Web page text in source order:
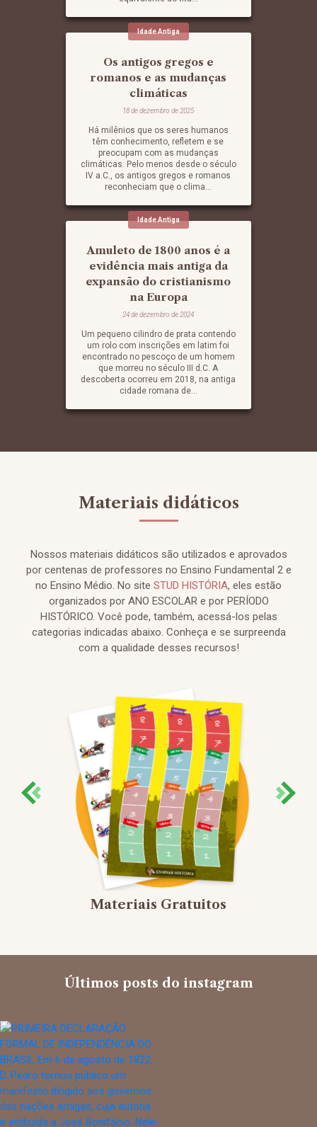
Idade Antiga
Os antigos gregos e
romanos e as mudanças
climáticas
18 de dezembro de 2025
Há milênios que os seres humanos
têm conhecimento, refletem e se
preocupam com as mudanças
climáticas. Pelo menos desde o século
IV a.C., os antigos gregos e romanos
reconheciam que o clima...
Idade Antiga
Amuleto de 1800 anos é a
evidência mais antiga da
expansão do cristianismo
na Europa
24 de dezembro de 2024
Um pequeno cilindro de prata contendo
um rolo com inscrições em latim foi
encontrado no pescoço de um homem
que morreu no século III d.C. A
descoberta ocorreu em 2018, na antiga
cidade romana de...
Materiais didáticos
Nossos materiais didáticos são utilizados e aprovados
por centenas de professores no Ensino Fundamental 2 e
no Ensino Médio. No site STUD HISTÓRIA, eles estão
organizados por ANO ESCOLAR e por PERÍODO
HISTÓRICO. Você pode, também, acessá-los pelas
categorias indicadas abaixo. Conheça e se surpreenda
com a qualidade desses recursos!
Materiais Gratuitos
Últimos posts do instagram